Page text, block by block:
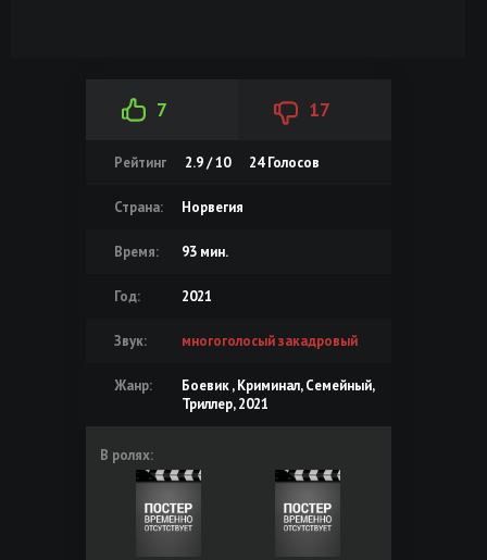
7 17
Рейтинг 2.9 / 10 24Голосов
Страна: Норвегия
Время: 93 мин.
Год: 2021
Звук: многоголосый закадровый
Жанр:
Боевик , Криминал, Семейный,
Триллер, 2021
В ролях: